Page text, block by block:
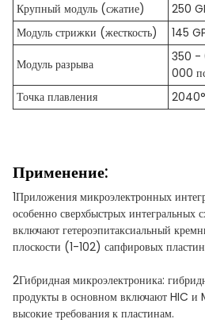
Крупный модуль (сжатие)
250
Модуль стрижки (жесткость)
145
Модуль разрыва
350 -
000
Точка плавления
Применение:
1Приложения микроэлектронных
особенно сверхбыстрых
включают гетероэпитаксиальный
плоскости (1-102) сапфировых
2Гибридная микроэлектроника:
продукты в основном включают HIC и
высокие требования к пластинам.